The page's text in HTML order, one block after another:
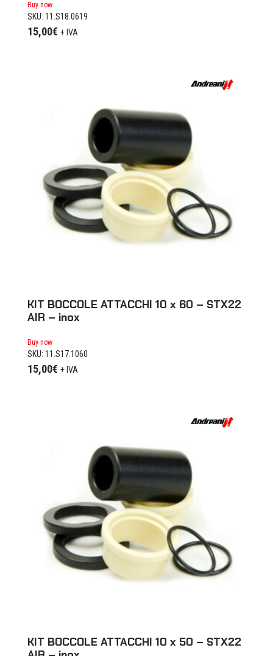
Buy now
SKU: 11.S18.0619
15,00€ + IVA
KIT BOCCOLE ATTACCHI 10 x 60 – STX22
AIR – inox
Buy now
SKU: 11.S17.1060
15,00€ + IVA
KIT BOCCOLE ATTACCHI 10 x 50 – STX22